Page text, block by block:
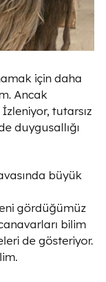
için daha
Ancak
tutarsız
duygusallığı
büyük
gördüğümüz
bilim
de gösteriyor.